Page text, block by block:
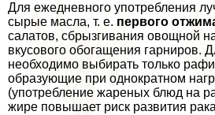
Для ежедневного употрeбления
сырые масла, т. е. первого
салатов, сбрызгивания овощной
вкусового обогащения гарниров.
необходимо выбирать только
образующие при однократном
(употрeбление жареных блюд на
жире повышает риск развития